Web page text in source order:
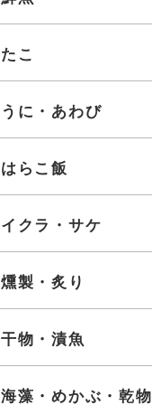
たこ
うに・あわび
はらこ飯
イクラ・サケ
燻製・炙り
干物・漬魚
海藻・めかぶ・乾物